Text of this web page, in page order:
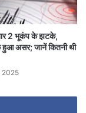
2 भूकंप के झटके,
हुआ असर; जानें कितनी थी
2025